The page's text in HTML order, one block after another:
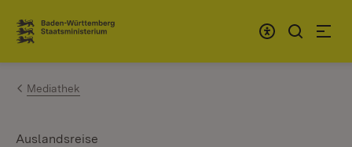
Zum Inhalt springen
Link zur Startseite
Mediathek
Auslandsreise